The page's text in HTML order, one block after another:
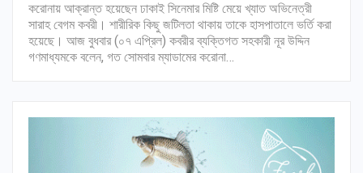
করোনায় আক্রান্ত হয়েছেন ঢাকাই সিনেমার মিষ্টি মেয়ে খ্যাত অভিনেত্রী
সারাহ বেগম কবরী। শারীরিক কিছু জটিলতা থাকায় তাকে হাসপাতালে ভর্তি করা
হয়েছে। আজ বুধবার (০৭ এপ্রিল) কবরীর ব্যক্তিগত সহকারী নূর উদ্দিন
গণমাধ্যমকে বলেন, গত সোমবার ম্যাডামের করোনা…